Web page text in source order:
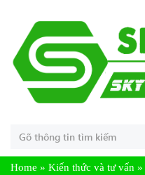
Home » Kiến thức và tư vấn »